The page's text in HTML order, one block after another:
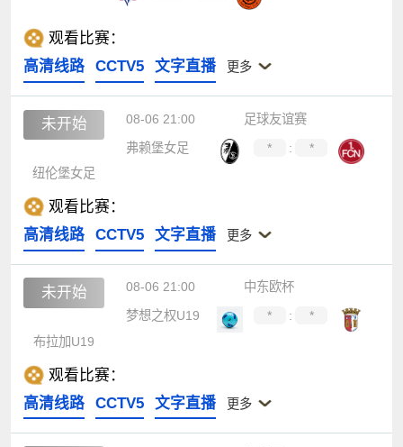
观看比赛：
高清线路
CCTV5 文字直播 更多
未开始 08-06 21:00
足球友谊赛
弗赖堡女足
* :
*
纽伦堡女足
观看比赛：
高清线路
CCTV5 文字直播 更多
未开始 08-06 21:00
中东欧杯
梦想之权U19
* :
*
布拉加U19
观看比赛：
高清线路
CCTV5 文字直播 更多